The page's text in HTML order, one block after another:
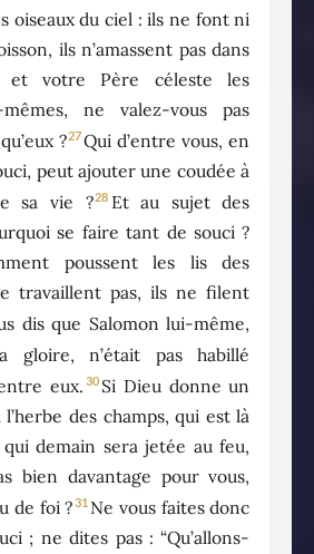
oiseaux du ciel : ils ne font ni
ils n’amassent pas dans
et votre Père céleste les
ne valez-vous pas
?27Qui d’entre vous, en
peut ajouter une coudée à
sa vie ?28 Et au sujet des
se faire tant de souci ?
poussent les lis des
travaillent pas, ils ne filent
dis que Salomon lui-même,
gloire, n’était pas habillé
eux. 30 Si Dieu donne un
des champs, qui est là
qui demain sera jetée au feu,
bien davantage pour vous,
de foi ?31 Ne vous faites donc
; ne dites pas : “Qu’allons-